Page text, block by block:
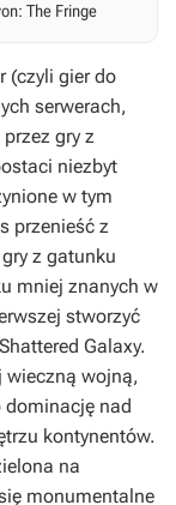
The Fringe
(czyli gier do
serwerach,
gry z
niezbyt
w tym
przenieść z
z gatunku
mniej znanych w
stworzyć
Galaxy.
wieczną wojną,
nad
kontynentów.
na
monumentalne